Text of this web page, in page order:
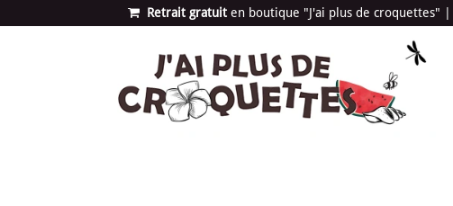
Se rendre au contenu Retrait gratuit en bou​​​​​​tique "J'ai plus de croquettes"